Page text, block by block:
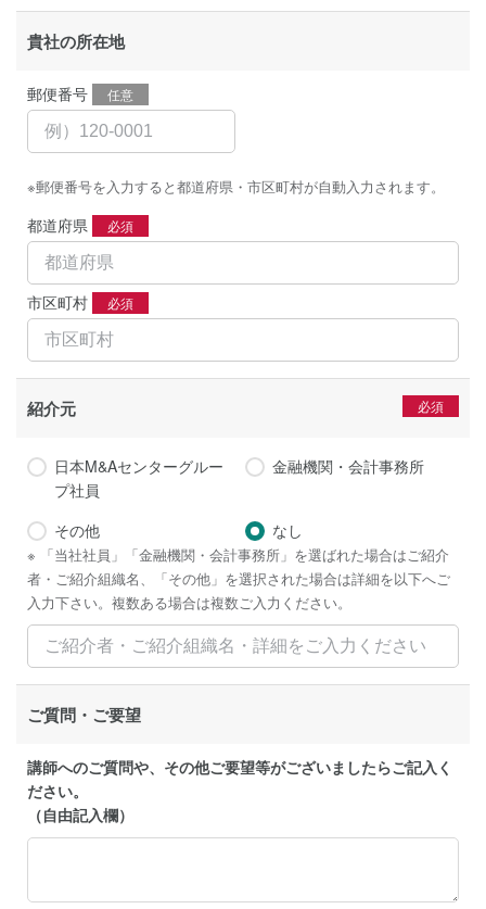
貴社の所在地
郵便番号 任意
※郵便番号を入力すると都道府県・市区町村が自動入力されます。
都道府県 必須
市区町村 必須
紹介元
日本M&Aセンターグルー
プ社員
金融機関・会計事務所
その他 なし
※ 「当社社員」「金融機関・会計事務所」を選ばれた場合はご紹介
者・ご紹介組織名、「その他」を選択された場合は詳細を以下へご
入力下さい。複数ある場合は複数ご入力ください。
ご質問・ご要望
講師へのご質問や、その他ご要望等がございましたらご記入く
ださい。
（自由記入欄）